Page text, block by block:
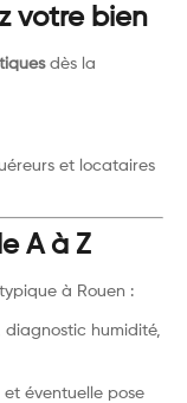
votre bien
dès la
et locataires
A à Z
à Rouen :
diagnostic humidité,
éventuelle pose